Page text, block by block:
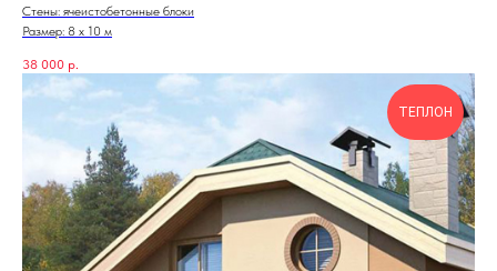
Стены: ячеистобетонные блоки
Размер: 8 х 10 м
38 000 р.
ТЕПЛОН